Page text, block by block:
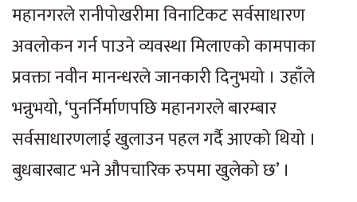
महानगरले रानीपोखरीमा विनाटिकट सर्वसाधारण
अवलोकन गर्न पाउने व्यवस्था मिलाएको कामपाका
प्रवक्ता नवीन मानन्धरले जानकारी दिनुभयो । उहाँले
भन्नुभयो, ‘पुनर्निर्माणपछि महानगरले बारम्बार
सर्वसाधारणलाई खुलाउन पहल गर्दै आएको थियो ।
बुधबारबाट भने औपचारिक रुपमा खुलेको छ’ ।